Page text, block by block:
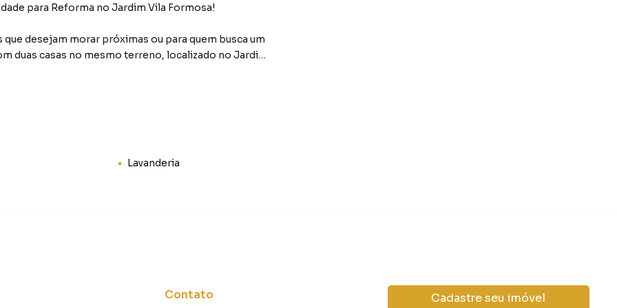
para Reforma no Jardim Vila Formosa!
desejam morar próximas ou para quem busca um
duas casas no mesmo terreno, localizado no Jardim
do seu jeito, aproveitando uma excelente
Lavanderia
Contato Cadastre seu imóvel